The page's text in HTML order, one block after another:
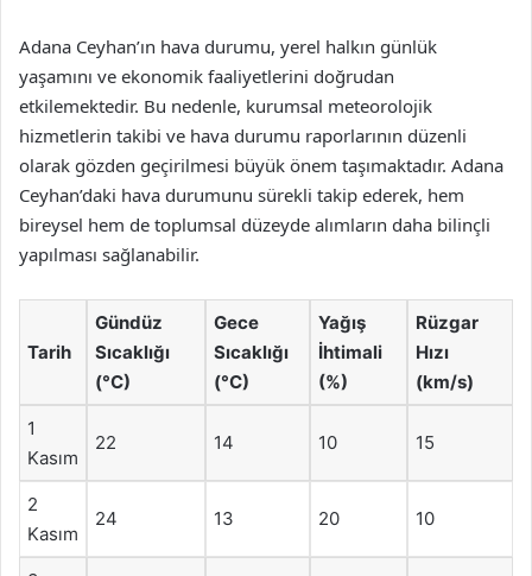
Adana Ceyhan’ın hava durumu, yerel halkın günlük
yaşamını ve ekonomik faaliyetlerini doğrudan
etkilemektedir. Bu nedenle, kurumsal meteorolojik
hizmetlerin takibi ve hava durumu raporlarının düzenli
olarak gözden geçirilmesi büyük önem taşımaktadır. Adana
Ceyhan’daki hava durumunu sürekli takip ederek, hem
bireysel hem de toplumsal düzeyde alımların daha bilinçli
yapılması sağlanabilir.
Tarih
Gündüz
Sıcaklığı
(°C)
Gece
Sıcaklığı
(°C)
Yağış
İhtimali
(%)
Rüzgar
Hızı
(km/s)
1
Kasım
22 14 10 15
2
Kasım
24 13 20 10